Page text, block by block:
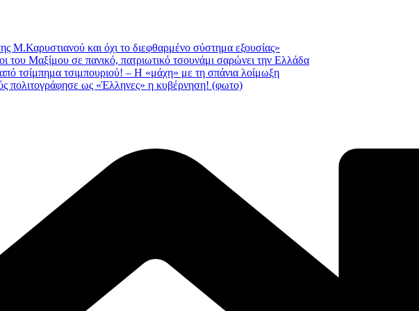
Μ.Καρυστιανού και όχι το διεφθαρμένο σύστημα εξουσίας»
Μαξίμου σε πανικό, πατριωτικό τσουνάμι σαρώνει την Ελλάδα
τσίμπημα τσιμπουριού! – Η «μάχη» με τη σπάνια λοίμωξη
πολιτογράφησε ως «Έλληνες» η κυβέρνηση! (φωτο)